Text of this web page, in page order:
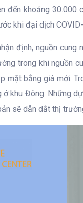
đến khoảng
khi đại dịch
định, nguồn
trong khi nguồn
mặt bằng giá mới.
ở khu Đông. Những
sẽ dẫn dắt thị